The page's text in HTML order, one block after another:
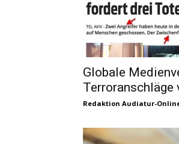
Globale
Terroranschläge
Redaktion Audiatur-